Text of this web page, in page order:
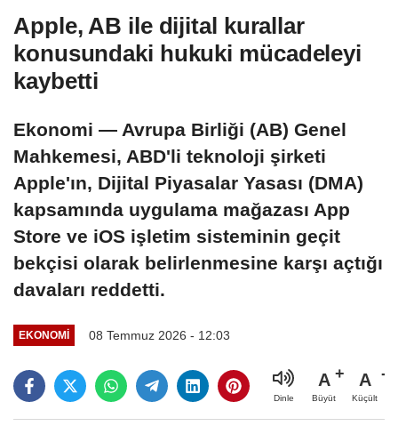
Apple, AB ile dijital kurallar
konusundaki hukuki mücadeleyi
kaybetti
Ekonomi — Avrupa Birliği (AB) Genel
Mahkemesi, ABD'li teknoloji şirketi
Apple'ın, Dijital Piyasalar Yasası (DMA)
kapsamında uygulama mağazası App
Store ve iOS işletim sisteminin geçit
bekçisi olarak belirlenmesine karşı açtığı
davaları reddetti.
EKONOMI 08 Temmuz 2026 - 12:03
Dinle
A
Büyüt
A
Küçült